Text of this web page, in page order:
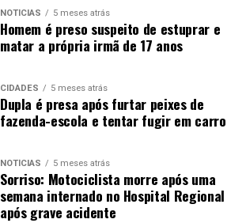
NOTÍCIAS 5 meses atrás
Homem é preso suspeito de estuprar e
matar a própria irmã de 17 anos
CIDADES 5 meses atrás
Dupla é presa após furtar peixes de
fazenda-escola e tentar fugir em carro
NOTÍCIAS 5 meses atrás
Sorriso: Motociclista morre após uma
semana internado no Hospital Regional
após grave acidente